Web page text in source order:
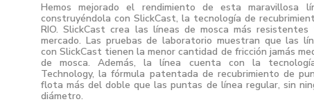
Hemos mejorado el rendimiento de esta maravillosa
construyéndola con SlickCast, la tecnología de
RIO. SlickCast crea las líneas de mosca más
mercado. Las pruebas de laboratorio muestran que las
con SlickCast tienen la menor cantidad de fricción jamás
de mosca. Además, la línea cuenta con la
Technology, la fórmula patentada de recubrimiento de
flota más del doble que las puntas de línea regular, sin
diámetro.